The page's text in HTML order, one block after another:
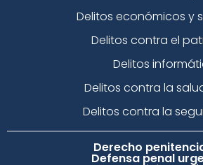
Delitos económicos y
Delitos contra el
Delitos
Delitos contra la
Delitos contra la
Derecho
Defensa penal